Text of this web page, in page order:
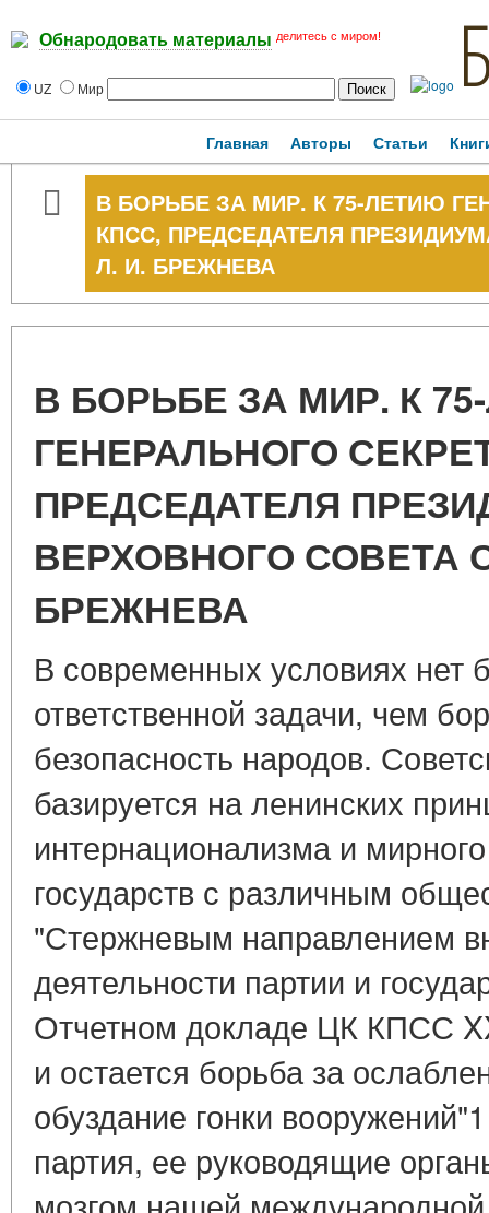
Обнародовать материалы делитесь с миром!
UZ Мир
Главная Авторы Статьи
В БОРЬБЕ ЗА МИР. К 75-ЛЕТИЮ
КПСС, ПРЕДСЕДАТЕЛЯ
Л. И. БРЕЖНЕВА
В БОРЬБЕ ЗА МИР. К
ГЕНЕРАЛЬНОГО
ПРЕДСЕДАТЕЛЯ
ВЕРХОВНОГО СОВЕТА
БРЕЖНЕВА
В современных условиях нет
ответственной задачи, чем
безопасность народов.
базируется на ленинских
интернационализма и
государств с различным
"Стержневым направлением
деятельности партии и
Отчетном докладе ЦК КПСС
и остается борьба за
обуздание гонки
партия, ее руководящие